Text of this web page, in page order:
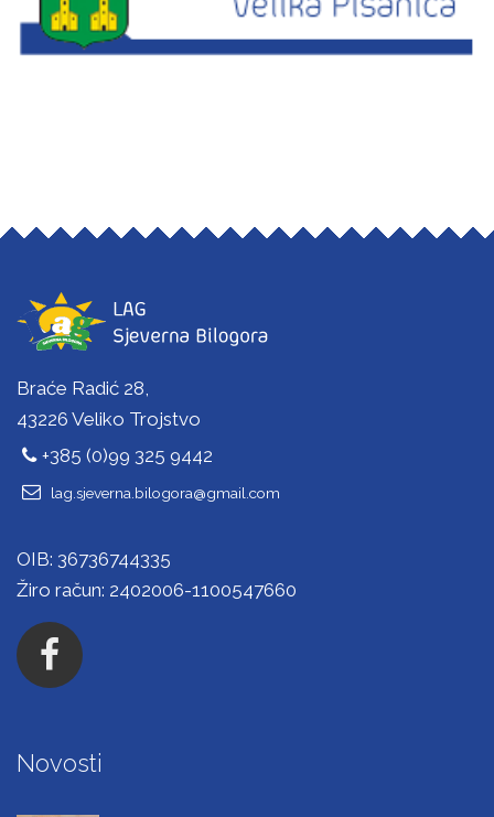
Braće Radić 28,
43226 Veliko Trojstvo
+385 (0)99 325 9442
lag.sjeverna.bilogora@gmail.com
OIB: 36736744335
Žiro račun: 2402006-1100547660
Novosti